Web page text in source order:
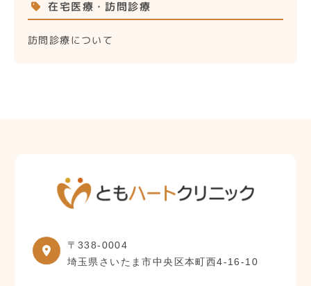
在宅医療・訪問診療
訪問診療について
〒338-0004
埼玉県さいたま市中央区本町西4-16-10